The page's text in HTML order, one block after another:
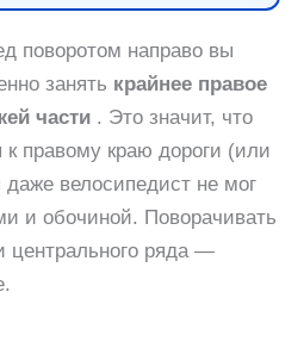
поворотом направо вы
занять крайнее правое
части . Это значит, что
правому краю дороги (или
велосипедист не мог
и обочиной. Поворачивать
центрального ряда —